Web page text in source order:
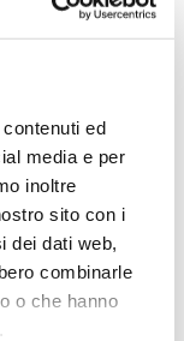
ed
media e per
inoltre
sito con i
dei dati web,
combinarle
o che hanno
niente